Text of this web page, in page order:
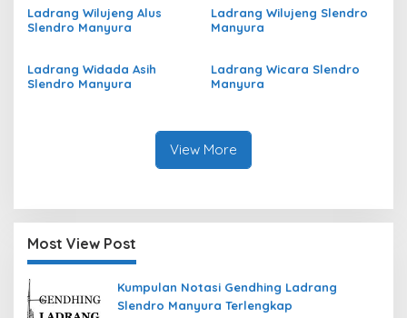
Ladrang Wilujeng Alus
Slendro Manyura
Ladrang Wilujeng Slendro
Manyura
Ladrang Widada Asih
Slendro Manyura
Ladrang Wicara Slendro
Manyura
View More
Most View Post
Kumpulan Notasi Gendhing Ladrang
Slendro Manyura Terlengkap